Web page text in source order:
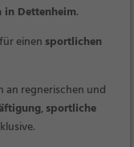
in Dettenheim.
einen sportlichen
an regnerischen und
,sportliche